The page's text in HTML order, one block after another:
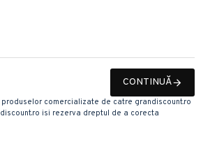
CONTINUĂ
comercializate de catre grandiscount.ro
isi rezerva dreptul de a corecta